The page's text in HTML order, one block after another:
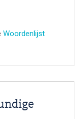
Woordenlijst